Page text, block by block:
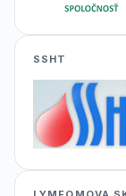
SSHT